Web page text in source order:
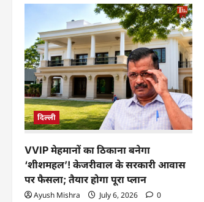
दिल्ली
VVIP मेहमानों का ठिकाना बनेगा
‘शीशमहल’! केजरीवाल के सरकारी आवास
पर फैसला; तैयार होगा पूरा प्लान
Ayush Mishra July 6, 2026 0